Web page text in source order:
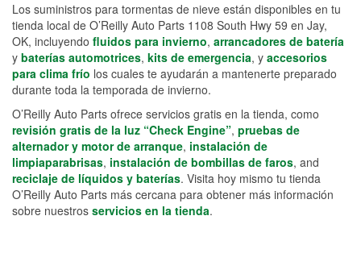
Los suministros para tormentas de nieve están disponibles en tu
tienda local de O’Reilly Auto Parts 1108 South Hwy 59 en Jay,
OK, incluyendo fluidos para invierno, arrancadores de batería
y baterías automotrices, kits de emergencia, y accesorios
para clima frío los cuales te ayudarán a mantenerte preparado
durante toda la temporada de invierno.
O’Reilly Auto Parts ofrece servicios gratis en la tienda, como
revisión gratis de la luz “Check Engine”, pruebas de
alternador y motor de arranque, instalación de
limpiaparabrisas, instalación de bombillas de faros, and
reciclaje de líquidos y baterías. Visita hoy mismo tu tienda
O’Reilly Auto Parts más cercana para obtener más información
sobre nuestros servicios en la tienda.